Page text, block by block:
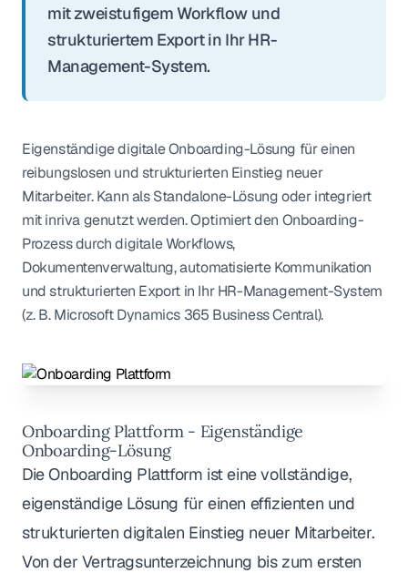
mit zweistufigem Workflow und
strukturiertem Export in Ihr HR-
Management-System.
Eigenständige digitale Onboarding-Lösung für einen
reibungslosen und strukturierten Einstieg neuer
Mitarbeiter. Kann als Standalone-Lösung oder integriert
mit inriva genutzt werden. Optimiert den Onboarding-
Prozess durch digitale Workflows,
Dokumentenverwaltung, automatisierte Kommunikation
und strukturierten Export in Ihr HR-Management-System
(z. B. Microsoft Dynamics 365 Business Central).
Onboarding Plattform - Eigenständige
Onboarding-Lösung
Die Onboarding Plattform ist eine vollständige,
eigenständige Lösung für einen effizienten und
strukturierten digitalen Einstieg neuer Mitarbeiter.
Von der Vertragsunterzeichnung bis zum ersten